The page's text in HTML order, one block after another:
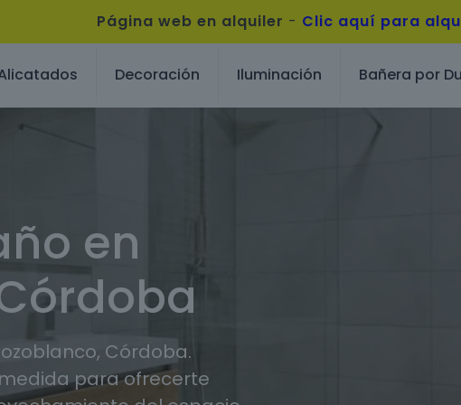
Página web en alquiler - Clic aquí para
Decoración Iluminación Bañera por
en
Córdoba.
para ofrecerte